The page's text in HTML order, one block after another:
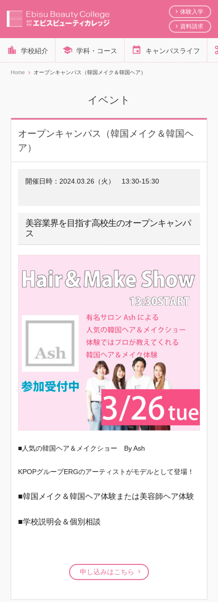
体験入学
資料請求
学校紹介 学科・コース キャンパスライフ
Home オープンキャンパス（韓国メイク＆韓国ヘア）
イベント
オープンキャンパス（韓国メイク＆韓国ヘ
ア）
開催日時： 2024.03.26（火） 13:30-15:30
美容業界を目指す高校生のオープンキャンパ
ス
■人気の韓国ヘア＆メイクショー By Ash
KPOPグループERGのアーティストがモデルとして登場！
■韓国メイク＆韓国ヘア体験または美容師ヘア体験
■学校説明会＆個別相談
申し込みはこちら